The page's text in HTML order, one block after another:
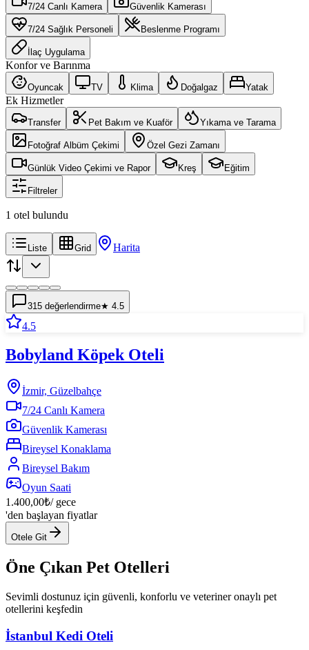
7/24 Canlı Kamera Güvenlik Kamerası
7/24 Sağlık Personeli Beslenme Programı
İlaç Uygulama
Konfor ve Barınma
Oyuncak TV Klima Doğalgaz Yatak
Ek Hizmetler
Transfer Pet Bakım ve Kuaför Yıkama ve Tarama
Fotoğraf Albüm Çekimi Özel Gezi Zamanı
Günlük Video Çekimi ve Rapor Kreş Eğitim
Filtreler
1 otel bulundu
Liste Grid Harita
315 değerlendirme★ 4.5
4.5
Bobyland Köpek Oteli
İzmir, Güzelbahçe
7/24 Canlı Kamera
Güvenlik Kamerası
Bireysel Konaklama
Bireysel Bakım
Oyun Saati
1.400,00₺/ gece
'den başlayan fiyatlar
Otele Git
Öne Çıkan Pet Otelleri
Sevimli dostunuz için güvenli, konforlu ve veteriner onaylı pet
otellerini keşfedin
İstanbul Kedi Oteli